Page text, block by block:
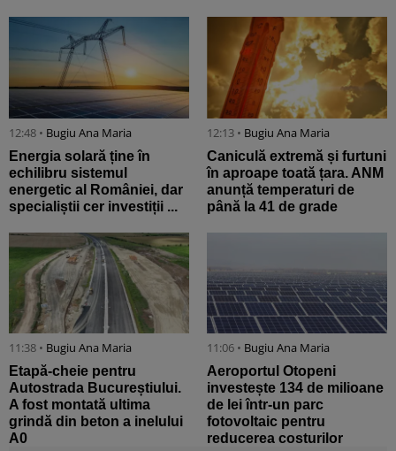
12:48 • Bugiu ⁠Ana Maria
Energia solară ține în
echilibru sistemul
energetic al României, dar
specialiștii cer investiții ...
12:13 • Bugiu ⁠Ana Maria
Caniculă extremă și furtuni
în aproape toată țara. ANM
anunță temperaturi de
până la 41 de grade
11:38 • Bugiu ⁠Ana Maria
Etapă-cheie pentru
Autostrada Bucureștiului.
A fost montată ultima
grindă din beton a inelului
A0
11:06 • Bugiu ⁠Ana Maria
Aeroportul Otopeni
investește 134 de milioane
de lei într-un parc
fotovoltaic pentru
reducerea costurilor